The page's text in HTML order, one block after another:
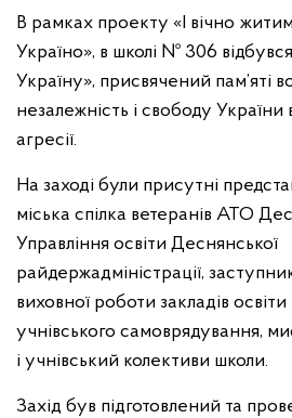
В рамках проекту «І вічно
Україно», в школі № 306
Україну», присвячений пам’яті
незалежність і свободу України
агресії.
На заході були присутні
міська спілка ветеранів АТО
Управління освіти Деснянської
райдержадміністрації,
виховної роботи закладів
учнівського самоврядування,
і учнівський колективи школи.
Захід був підготовлений та